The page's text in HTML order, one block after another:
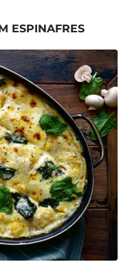
ESPINAFRES